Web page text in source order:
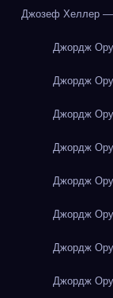
Джозеф Хеллер —
Джордж
Джордж
Джордж
Джордж
Джордж
Джордж
Джордж
Джордж